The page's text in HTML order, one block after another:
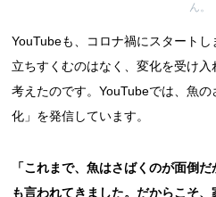
ん。
YouTubeも、コロナ禍にスタート
立ちすくむのはなく、変化を受け
考えたのです。YouTubeでは、魚
化」を発信しています。
「これまで、魚はさばくのが面倒
も言われてきました。だからこそ